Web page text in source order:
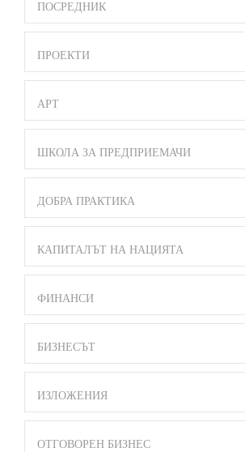
ПОСРЕДНИК
ПРОЕКТИ
АРТ
ШКОЛА ЗА ПРЕДПРИЕМАЧИ
ДОБРА ПРАКТИКА
КАПИТАЛЪТ НА НАЦИЯТА
ФИНАНСИ
БИЗНЕСЪТ
ИЗЛОЖЕНИЯ
ОТГОВОРЕН БИЗНЕС